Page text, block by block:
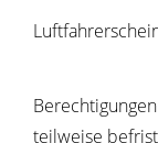
teilweise